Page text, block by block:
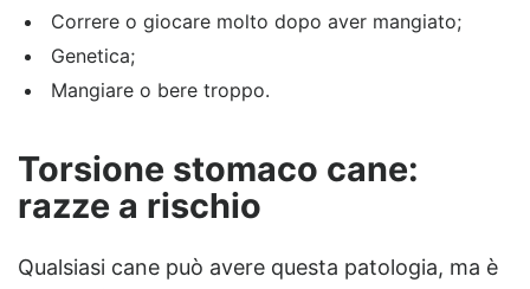
Correre o giocare molto dopo aver mangiato;
Genetica;
Mangiare o bere troppo.
Torsione stomaco cane:
razze a rischio
Qualsiasi cane può avere questa patologia, ma è